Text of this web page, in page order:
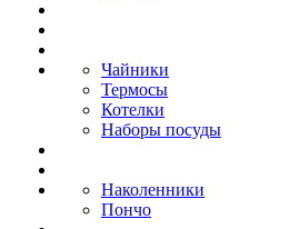
Чайники
Термосы
Котелки
Наборы посуды
Наколенники
Пончо